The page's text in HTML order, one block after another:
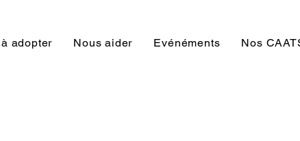
adopter Nous aider Evénéments Nos